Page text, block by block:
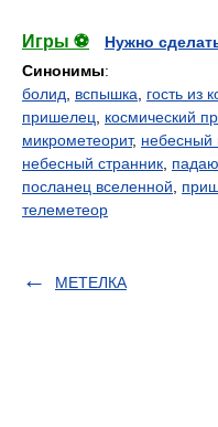
Игры ⚽
Нужно
Синонимы:
болид
вспышка гость из
пришелец
космический
микрометеорит, небесный
небесный странник
посланец вселенной
телеметеор
МЕТЕЛКА